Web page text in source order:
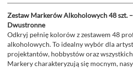
Zestaw Markerów Alkoholowych 48 szt.
Dwustronne
Odkryj pełnię kolorów z zestawem 48
alkoholowych. To idealny wybór dla
projektantów, hobbystów oraz
Markery charakteryzują się mocnym,